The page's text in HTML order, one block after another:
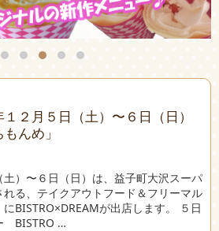
１２月５日（土）〜６日（日）
んめ」
土）〜６日（日）は、益子町大沢スーパ
る、テイクアウトフード＆フリーマル
BISTRO×DREAMが出店します。 ５日
BISTRO …